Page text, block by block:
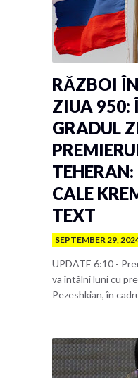
RĂZBOI
ZIUA 950:
GRADUL
TEHERAN:
CALE
TEXT
SEPTEMBER 29,
UPDATE 6:10 -
va întâlni luni cu
Pezeshkian, în